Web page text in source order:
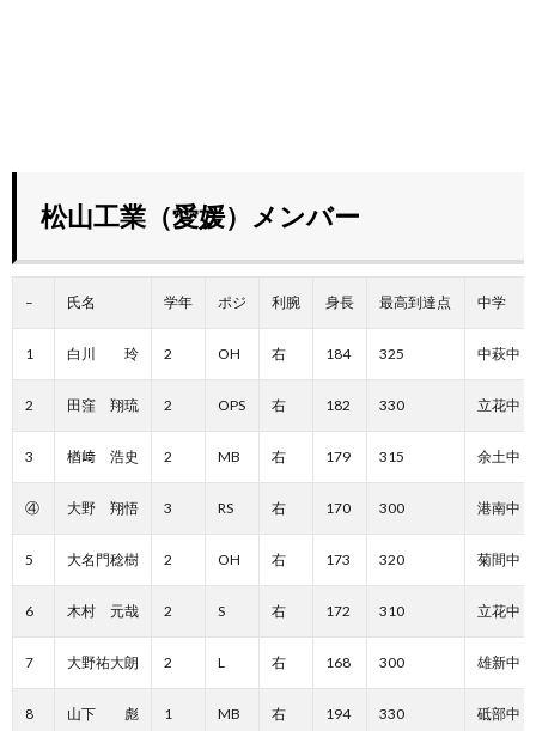
松山工業（愛媛）メンバー
– 氏名 学年 ポジ 利腕 身長 最高到達点 中学
1 白川 玲 2 OH 右 184 325 中萩中
2 田窪 翔琉 2 OPS 右 182 330 立花中
3 楢﨑 浩史 2 MB 右 179 315 余土中
④ 大野 翔悟 3 RS 右 170 300 港南中
5 大名門稔樹 2 OH 右 173 320 菊間中
6 木村 元哉 2 S 右 172 310 立花中
7 大野祐大朗 2 L 右 168 300 雄新中
8 山下 彪 1 MB 右 194 330 砥部中